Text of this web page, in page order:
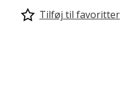
Tilføj til favoritter